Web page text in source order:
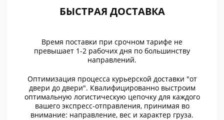
БЫСТРАЯ ДОСТАВКА
Время поставки при срочном тарифе не
превышает 1-2 рабочих дня по большинству
направлений.
Оптимизация процесса курьерской доставки "от
двери до двери". Квалифицированно выстроим
оптимальную логистическую цепочку для каждого
вашего экспресс-отправления, принимая во
внимание: направление, вес и характер груза.